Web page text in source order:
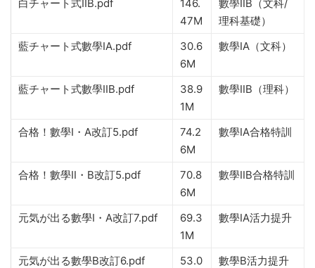
白チャート式IIB.pdf
146.
47M
數學IIB（文科/
理科基礎）
藍チャート式數學IA.pdf
30.6
6M
數學IA（文科）
藍チャート式數學IIB.pdf
38.9
1M
數學IIB（理科）
合格！數學Ⅰ・A改訂5.pdf
74.2
6M
數學IA合格特訓
合格！數學Ⅱ・B改訂5.pdf
70.8
6M
數學IIB合格特訓
元気が出る數學Ⅰ・A改訂7.pdf
69.3
1M
數學IA活力提升
元気が出る數學B改訂6.pdf
53.0
數學B活力提升